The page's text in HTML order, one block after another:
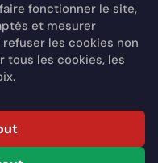
fonctionner le site,
et mesurer
refuser les cookies non
tous les cookies, les